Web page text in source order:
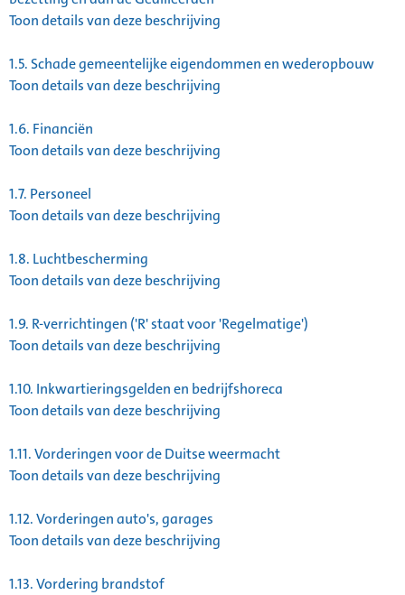
Toon details van deze beschrijving
1.5. Schade gemeentelijke eigendommen en wederopbouw
Toon details van deze beschrijving
1.6. Financiën
Toon details van deze beschrijving
1.7. Personeel
Toon details van deze beschrijving
1.8. Luchtbescherming
Toon details van deze beschrijving
1.9. R-verrichtingen ('R' staat voor 'Regelmatige')
Toon details van deze beschrijving
1.10. Inkwartieringsgelden en bedrijfshoreca
Toon details van deze beschrijving
1.11.Vorderingen voor de Duitse weermacht
Toon details van deze beschrijving
1.12.Vorderingen auto's, garages
Toon details van deze beschrijving
1.13.Vordering brandstof